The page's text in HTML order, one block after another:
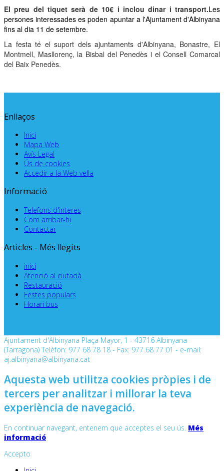
El preu del tiquet serà de 10€ i inclou dinar i transport.Les
persones interessades es poden apuntar a l'Ajuntament d'Albinyana
fins al dia 11 de setembre.
La festa té el suport dels ajuntaments d'Albinyana, Bonastre, El
Montmell, Masllorenç, la Bisbal del Penedès i el Consell Comarcal
del Baix Penedès.
Enllaços
Inici
Mapa Web
Avís Legal
Ús de cookies
Accedir a la Web vella
Informació
Telefons d'interes
Com arribar-hi
Contactar
Articles - Més llegits
inici
Atenció al ciutadà
Restauració
Festes populars
Horari bus
Ajuntament d'Albinyana Plaça Mayor, 1 - 43716 Albinyana
(Tarragona) Telèfon: 977 68 78 18 - Fax: 977 68 77 01 - e-mail:
aj.albinyana@albinyana.cat
Aquesta web utilitza cookies pròpies i de
tercers per analitzar i millorar la teva
experiència de navegació.
En continuar navegant, entenem que acceptes el seu ús. Més
informació
Accepto